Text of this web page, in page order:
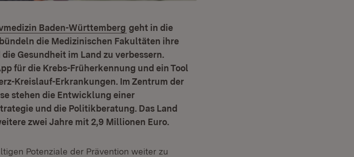
Baden-Württemberg (Öffnet in neuem Fenster)
geht in die
die Medizinischen Fakultäten ihre
Gesundheit im Land zu verbessern.
für die Krebs-Früherkennung und ein Tool
Kreislauf-Erkrankungen. Im Zentrum der
stehen die Entwicklung einer
und die Politikberatung. Das Land
zwei Jahre mit 2,9 Millionen Euro.
Potenziale der Prävention weiter zu